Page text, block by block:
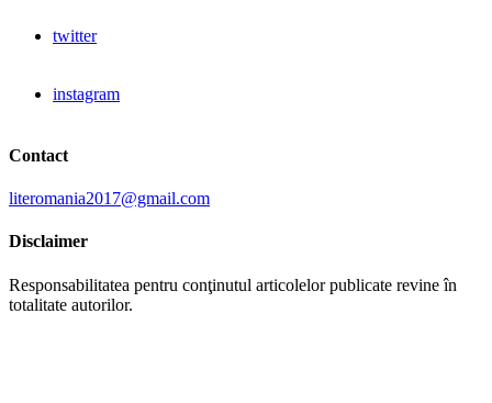
twitter
instagram
Contact
literomania2017@gmail.com
Disclaimer
Responsabilitatea pentru conţinutul articolelor publicate revine în
totalitate autorilor.